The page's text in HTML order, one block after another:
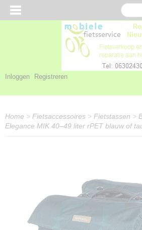
Inloggen Registreren
Home > Fietsaccessoires > Fietstassen >
Elegance MIK 40–49 liter rPET blauw of